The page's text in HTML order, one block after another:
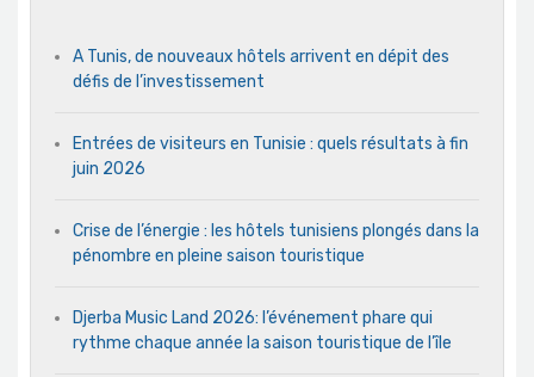
A Tunis, de nouveaux hôtels arrivent en dépit des
défis de l’investissement
Entrées de visiteurs en Tunisie : quels résultats à fin
juin 2026
Crise de l’énergie : les hôtels tunisiens plongés dans la
pénombre en pleine saison touristique
Djerba Music Land 2026: l’événement phare qui
rythme chaque année la saison touristique de l’île